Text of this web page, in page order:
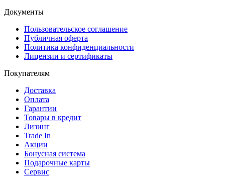
Документы
Пользовательское соглашение
Публичная оферта
Политика конфиденциальности
Лицензии и сертификаты
Покупателям
Доставка
Оплата
Гарантии
Товары в кредит
Лизинг
Trade In
Акции
Бонусная система
Подарочные карты
Сервис